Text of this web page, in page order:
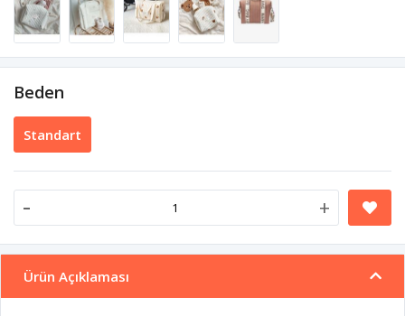
Beden
Standart
- +
Ürün Açıklaması